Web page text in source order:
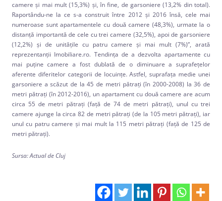
camere și mai mult (15,3%) și, în fine, de garsoniere (13,2% din total).
Raportându-ne la ce s-a construit între 2012 și 2016 însă, cele mai
numeroase sunt apartamentele cu două camere (48,3%), urmate la o
distanță importantă de cele cu trei camere (32,5%), apoi de garsoniere
(12,2%) și de unitățile cu patru camere și mai mult (7%)”, arată
reprezentanţii Imobiliare.ro. Tendința de a dezvolta apartamente cu
mai puține camere a fost dublată de o diminuare a suprafețelor
aferente diferitelor categorii de locuințe. Astfel, suprafața medie unei
garsoniere a scăzut de la 45 de metri pătrați (în 2000-2008) la 36 de
metri pătrați (în 2012-2016), un apartament cu două camere are acum
circa 55 de metri pătrați (față de 74 de metri pătrați), unul cu trei
camere ajunge la circa 82 de metri pătrați (de la 105 metri pătrați), iar
unul cu patru camere și mai mult la 115 metri pătrați (față de 125 de
metri pătrați).
Sursa: Actual de Cluj